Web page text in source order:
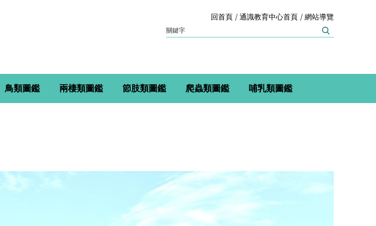
回首頁 通識教育中心首頁 網站導覽
鳥類圖鑑 兩棲類圖鑑 節肢類圖鑑 爬蟲類圖鑑 哺乳類圖鑑